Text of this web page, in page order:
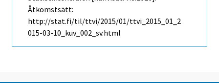
Åtkomstsätt:
http://stat.fi/til/ttvi/2015/01/ttvi_2015_01_2
015-03-10_kuv_002_sv.html